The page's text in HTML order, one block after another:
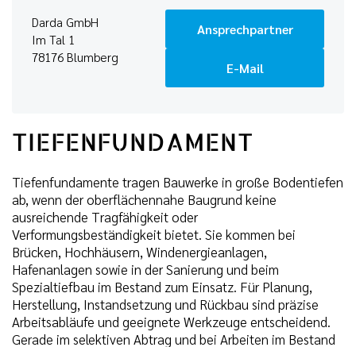
Darda GmbH
Im Tal 1
78176 Blumberg
Ansprechpartner
E-Mail
TIEFENFUNDAMENT
Tiefenfundamente tragen Bauwerke in große Bodentiefen
ab, wenn der oberflächennahe Baugrund keine
ausreichende Tragfähigkeit oder
Verformungsbeständigkeit bietet. Sie kommen bei
Brücken, Hochhäusern, Windenergieanlagen,
Hafenanlagen sowie in der Sanierung und beim
Spezialtiefbau im Bestand zum Einsatz. Für Planung,
Herstellung, Instandsetzung und Rückbau sind präzise
Arbeitsabläufe und geeignete Werkzeuge entscheidend.
Gerade im selektiven Abtrag und bei Arbeiten im Bestand